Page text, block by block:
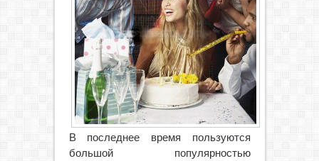
В последнее время пользуются
большой популярностью